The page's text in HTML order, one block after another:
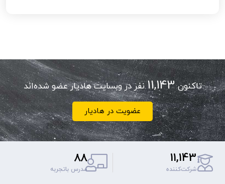
تاکنون11,143نفر در وبسایت هادیار عضو شده‌اند
عضویت در هادیار
11,143
شرکت‌کننده
88
مدرس باتجربه